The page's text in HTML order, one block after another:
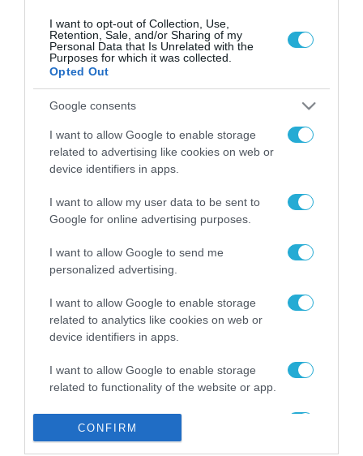
I want to opt-out of Collection, Use,
Retention, Sale, and/or Sharing of my
Personal Data that Is Unrelated with the
Purposes for which it was collected.
Opted Out
Google consents
I want to allow Google to enable storage
related to advertising like cookies on web or
device identifiers in apps.
I want to allow my user data to be sent to
Google for online advertising purposes.
I want to allow Google to send me
personalized advertising.
I want to allow Google to enable storage
related to analytics like cookies on web or
device identifiers in apps.
I want to allow Google to enable storage
related to functionality of the website or app.
related to personalization.
CONFIRM
ΡΟΗ ΕΙΔΗΣΕΩΝ
Το χρηματοδοτούμενο
από την ΕΕ έργο “The
ενισχύει την ασφάλεια
των παιδιών στο
διαδίκτυο
31.07.2026
για τα πρόστιμα σε
παραβάσεις που
αφορούν τους ΦΗΜ
Σ. Καλαφάτης: «Η
δεν είναι απλώς μια
νέα τεχνολογία, είναι
μια νέα βιομηχανική
31.07.2026
Νέος οδηγός του ΕΚΤ
για τη χρηματοδότηση
των ελληνικών
επιχειρήσεων στον
χώρο της άμυνας
31.07.2026